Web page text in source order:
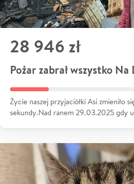
28 946 zł
Pożar zabrał wszystko
Życie naszej przyjaciółki Asi zmieniło
sekundy.Nad ranem 29.03.2025 gdy